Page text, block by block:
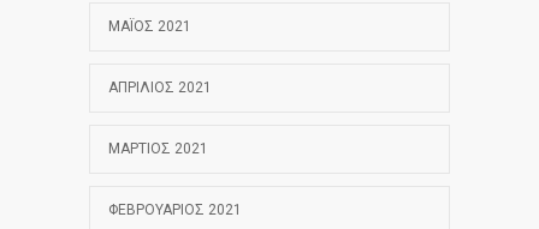
ΜΆΙΟΣ 2021
ΑΠΡΊΛΙΟΣ 2021
ΜΆΡΤΙΟΣ 2021
ΦΕΒΡΟΥΆΡΙΟΣ 2021